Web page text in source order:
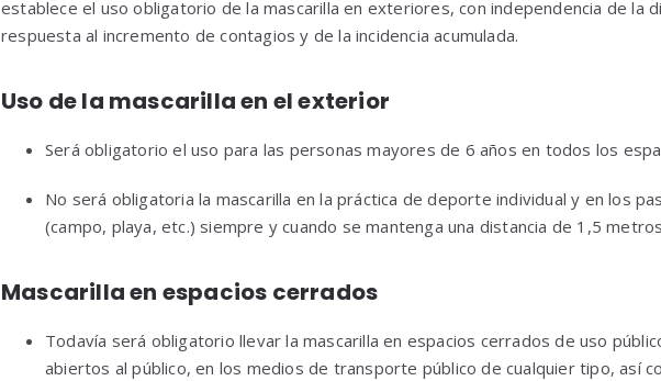
establece el uso obligatorio de la mascarilla en exteriores, con independencia de la
respuesta al incremento de contagios y de la incidencia acumulada.
Uso de la mascarilla en el exterior
Será obligatorio el uso para las personas mayores de 6 años en todos los
No será obligatoria la mascarilla en la práctica de deporte individual y en los
(campo, playa, etc.) siempre y cuando se mantenga una distancia de 1,5 metros
Mascarilla en espacios cerrados
Todavía será obligatorio llevar la mascarilla en espacios cerrados de uso
abiertos al público, en los medios de transporte público de cualquier tipo, así